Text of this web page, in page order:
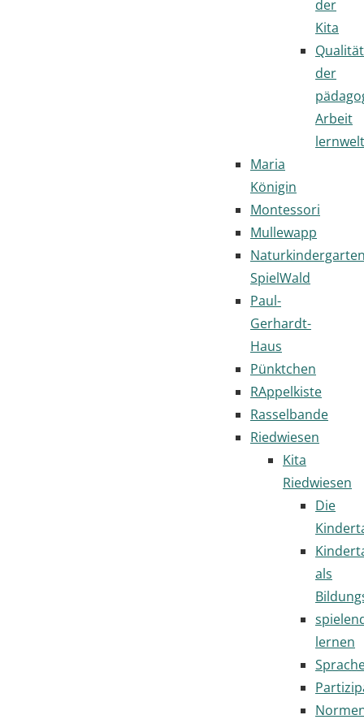
der
Kita
Qualität
der
Arbeit
lernwelt
Maria
Königin
Montessori
Mullewapp
SpielWald
Paul-
Gerhardt-
Haus
Pünktchen
RAppelkiste
Rasselbande
Riedwiesen
Kita
Riedwiesen
Die
als
lernen